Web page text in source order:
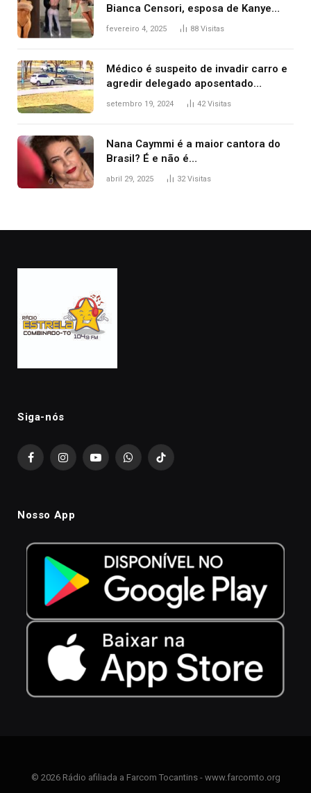
Bianca Censori, esposa de Kanye
West que apareceu nua no Grammy
fevereiro 4, 2025 88 Visitas
Médico é suspeito de invadir carro e
agredir delegado aposentado
durante confusão no trânsito
setembro 19, 2024 42Visitas
Nana Caymmi é a maior cantora do
Brasil? É e não é…
abril 29, 2025 32Visitas
Siga-nós
FacebookInstagramYouTubeWhatsAppTikTok
Nosso App
© 2026 Rádio afiliada a Farcom Tocantins - www.farcomto.org